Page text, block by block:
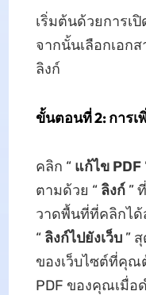
เริ่มต้นด้วยการเ
จากนั้นเลือกเอก
ลิงก์
ขั้นตอนที่ 2: การเ
คลิก “ แก้ไข PDF
ตามด้วย “ ลิงก์”
วาดพื้นที่ที่คลิกได้
“ ลิงก์ไปยังเว็บ”
ของเว็บไซต์ที่คุณ
PDF ของคุณเมื่อ